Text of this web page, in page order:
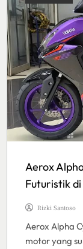
Aerox
Futuristik
Rizki Santoso
Aerox Alpha
motor yang